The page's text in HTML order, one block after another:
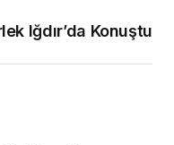
Iğdır’da Konuştu